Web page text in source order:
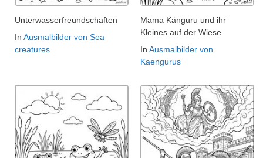
Unterwasserfreundschaften
In Ausmalbilder von Sea
creatures
Mama Känguru und ihr
Kleines auf der Wiese
In Ausmalbilder von
Kaengurus